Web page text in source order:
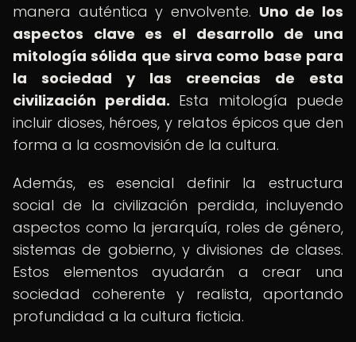
manera auténtica y envolvente. Uno de los
aspectos clave es el desarrollo de una
mitología sólida que sirva como base para
la sociedad y las creencias de esta
civilización perdida. Esta mitología puede
incluir dioses, héroes, y relatos épicos que den
forma a la cosmovisión de la cultura.
Además, es esencial definir la estructura
social de la civilización perdida, incluyendo
aspectos como la jerarquía, roles de género,
sistemas de gobierno, y divisiones de clases.
Estos elementos ayudarán a crear una
sociedad coherente y realista, aportando
profundidad a la cultura ficticia.